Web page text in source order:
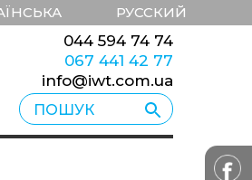
РУССКИЙ
044 594 74 74
067 441 42 77
info@iwt.com.ua